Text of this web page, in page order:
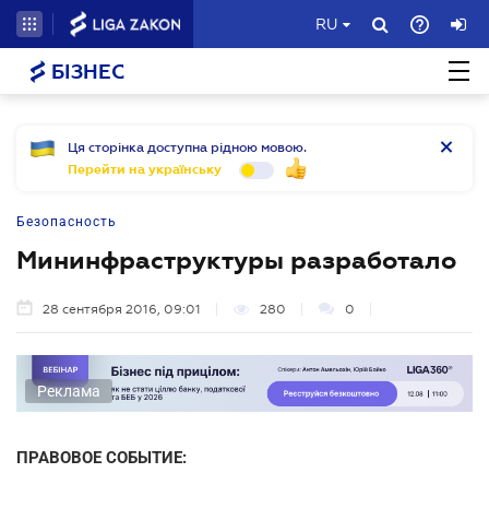
RU
БІЗНЕС
Ця сторінка доступна рідною мовою.
Перейти на українську
Безопасность
Мининфраструктуры разработало
28 сентября 2016, 09:01 280 0
Реклама
ПРАВОВОЕ СОБЫТИЕ: